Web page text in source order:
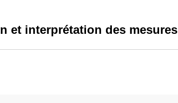
et interprétation des mesures